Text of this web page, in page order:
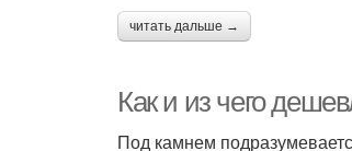
читать дальше →
Как и из чего
Под камнем